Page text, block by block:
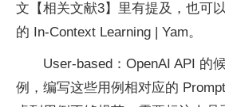
文【相关文献3】里有提及，也可
的 In-Context Learning | Yam。
User-based：OpenAI API 的
例，编写这些用例相对应的